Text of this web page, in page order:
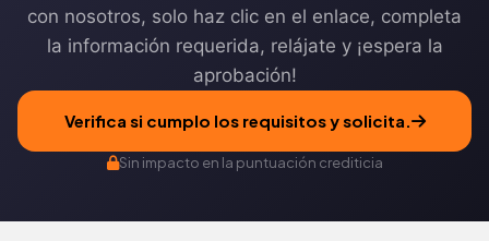
con nosotros, solo haz clic en el enlace, completa
la información requerida, relájate y ¡espera la
aprobación!
Verifica si cumplo los requisitos y solicita.
Sin impacto en la puntuación crediticia